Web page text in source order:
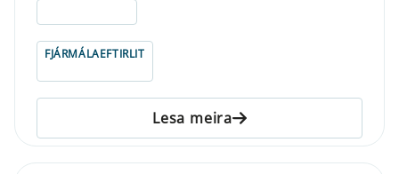
FJÁRMÁLAEFTIRLIT
Lesa meira